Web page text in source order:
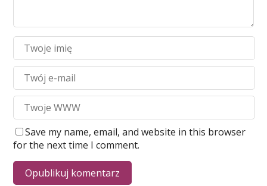
Save my name, email, and website in this browser
for the next time I comment.